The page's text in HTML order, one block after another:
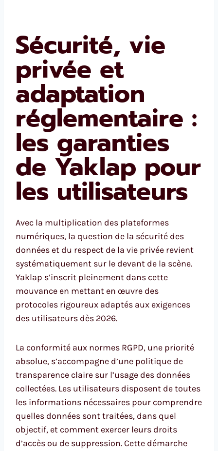
Sécurité, vie
privée et
adaptation
réglementaire :
les garanties
de Yaklap pour
les utilisateurs
Avec la multiplication des plateformes
numériques, la question de la sécurité des
données et du respect de la vie privée revient
systématiquement sur le devant de la scène.
Yaklap s’inscrit pleinement dans cette
mouvance en mettant en œuvre des
protocoles rigoureux adaptés aux exigences
des utilisateurs dès 2026.
La conformité aux normes RGPD, une priorité
absolue, s’accompagne d’une politique de
transparence claire sur l’usage des données
collectées. Les utilisateurs disposent de toutes
les informations nécessaires pour comprendre
quelles données sont traitées, dans quel
objectif, et comment exercer leurs droits
d’accès ou de suppression. Cette démarche